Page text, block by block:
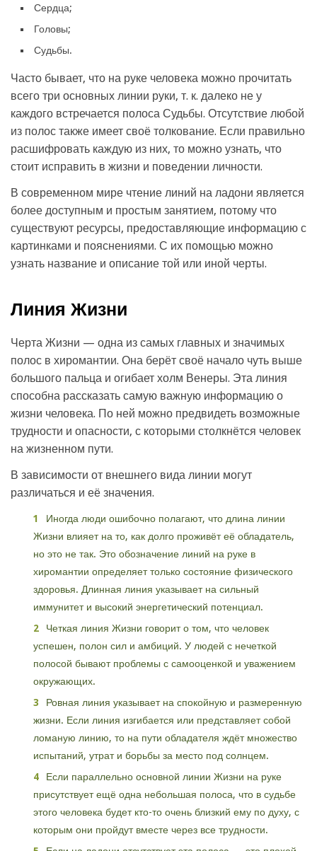
Сердца;
Головы;
Судьбы.
Часто бывает, что на руке человека можно прочитать
всего три основных линии руки, т. к. далеко не у
каждого встречается полоса Судьбы. Отсутствие любой
из полос также имеет своё толкование. Если правильно
расшифровать каждую из них, то можно узнать, что
стоит исправить в жизни и поведении личности.
В современном мире чтение линий на ладони является
более доступным и простым занятием, потому что
существуют ресурсы, предоставляющие информацию с
картинками и пояснениями. С их помощью можно
узнать название и описание той или иной черты.
Линия Жизни
Черта Жизни — одна из самых главных и значимых
полос в хиромантии. Она берёт своё начало чуть выше
большого пальца и огибает холм Венеры. Эта линия
способна рассказать самую важную информацию о
жизни человека. По ней можно предвидеть возможные
трудности и опасности, с которыми столкнётся человек
на жизненном пути.
В зависимости от внешнего вида линии могут
различаться и её значения.
Иногда люди ошибочно полагают, что длина линии
Жизни влияет на то, как долго проживёт её обладатель,
но это не так. Это обозначение линий на руке в
хиромантии определяет только состояние физического
здоровья. Длинная линия указывает на сильный
иммунитет и высокий энергетический потенциал.
Четкая линия Жизни говорит о том, что человек
успешен, полон сил и амбиций. У людей с нечеткой
полосой бывают проблемы с самооценкой и уважением
окружающих.
Ровная линия указывает на спокойную и размеренную
жизни. Если линия изгибается или представляет собой
ломаную линию, то на пути обладателя ждёт множество
испытаний, утрат и борьбы за место под солнцем.
Если параллельно основной линии Жизни на руке
присутствует ещё одна небольшая полоса, что в судьбе
этого человека будет кто-то очень близкий ему по духу, с
которым они пройдут вместе через все трудности.